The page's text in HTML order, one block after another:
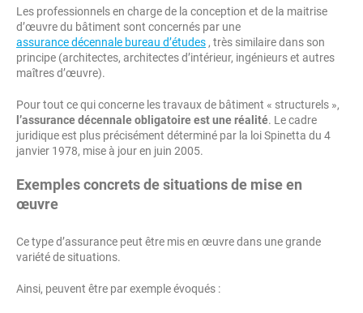
Les professionnels en charge de la conception et de la maitrise
d’œuvre du bâtiment sont concernés par une
assurance décennale bureau d’études , très similaire dans son
principe (architectes, architectes d’intérieur, ingénieurs et autres
maîtres d’œuvre).
Pour tout ce qui concerne les travaux de bâtiment « structurels »,
l’assurance décennale obligatoire est une réalité. Le cadre
juridique est plus précisément déterminé par la loi Spinetta du 4
janvier 1978, mise à jour en juin 2005.
Exemples concrets de situations de mise en
œuvre
Ce type d’assurance peut être mis en œuvre dans une grande
variété de situations.
Ainsi, peuvent être par exemple évoqués :